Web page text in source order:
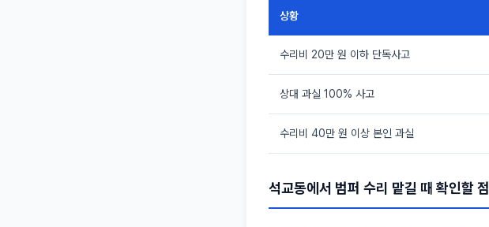
상황
수리비 20만 원 이하 단독사고
상대 과실 100% 사고
수리비 40만 원 이상 본인 과실
석교동에서 범퍼 수리 맡길 때 확인할 점